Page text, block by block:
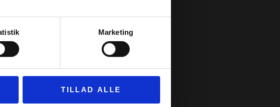
Marketing
TILLAD ALLE
MIDDELALDERRUTEN HER!